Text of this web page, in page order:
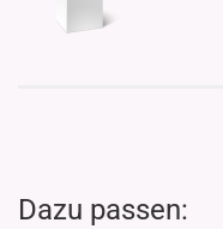
Dazu passen: